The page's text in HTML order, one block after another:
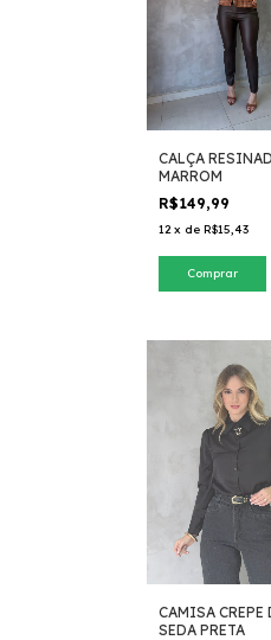
CALÇA
MARROM
R$149,99
12 x de R$15,43
Comprar
CAMISA CREPE
SEDA PRETA